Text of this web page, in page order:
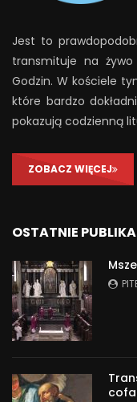
Jest to
transmituje na
Godzin. W kościele
które bardzo
pokazują codzienną
ZOBACZ WIĘCEJ
OSTATNIE